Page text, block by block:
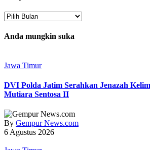
Arsip
Anda mungkin suka
Jawa Timur
DVI Polda Jatim Serahkan Jenazah
Mutiara Sentosa II
By Gempur News.com
6 Agustus 2026